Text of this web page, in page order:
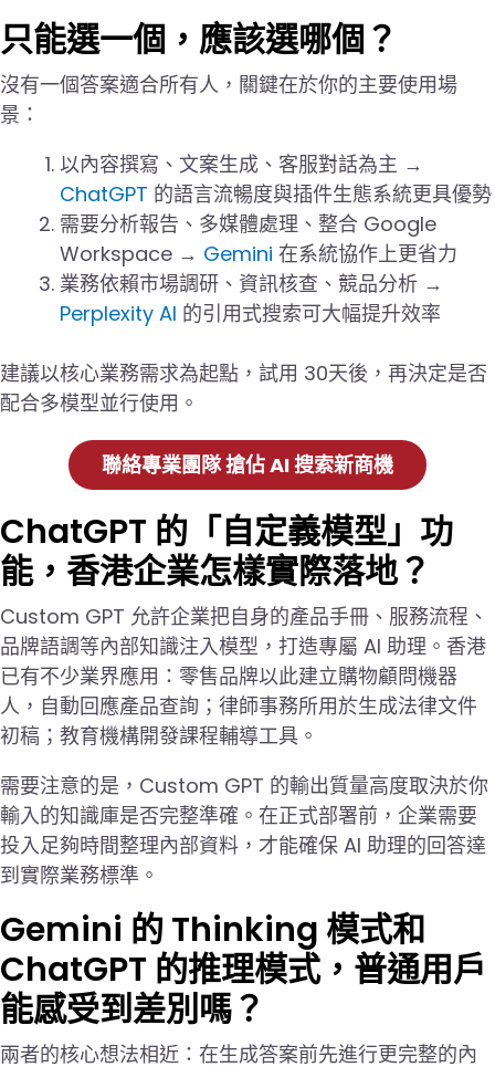
只能選一個，應該選哪個？
沒有一個答案適合所有人，關鍵在於你的主要使用場
景：
以內容撰寫、文案生成、客服對話為主 →
ChatGPT 的語言流暢度與插件生態系統更具優勢
需要分析報告、多媒體處理、整合 Google
Workspace → Gemini 在系統協作上更省力
業務依賴市場調研、資訊核查、競品分析 →
Perplexity AI 的引用式搜索可大幅提升效率
建議以核心業務需求為起點，試用 30天後，再決定是否
配合多模型並行使用。
聯絡專業團隊 搶佔 AI 搜索新商機
ChatGPT 的「自定義模型」功
能，香港企業怎樣實際落地？
Custom GPT 允許企業把自身的產品手冊、服務流程、
品牌語調等內部知識注入模型，打造專屬 AI 助理。香港
已有不少業界應用：零售品牌以此建立購物顧問機器
人，自動回應產品查詢；律師事務所用於生成法律文件
初稿；教育機構開發課程輔導工具。
需要注意的是，Custom GPT 的輸出質量高度取決於你
輸入的知識庫是否完整準確。在正式部署前，企業需要
投入足夠時間整理內部資料，才能確保 AI 助理的回答達
到實際業務標準。
Gemini 的 Thinking 模式和
ChatGPT 的推理模式，普通用戶
能感受到差別嗎？
兩者的核心想法相近：在生成答案前先進行更完整的內